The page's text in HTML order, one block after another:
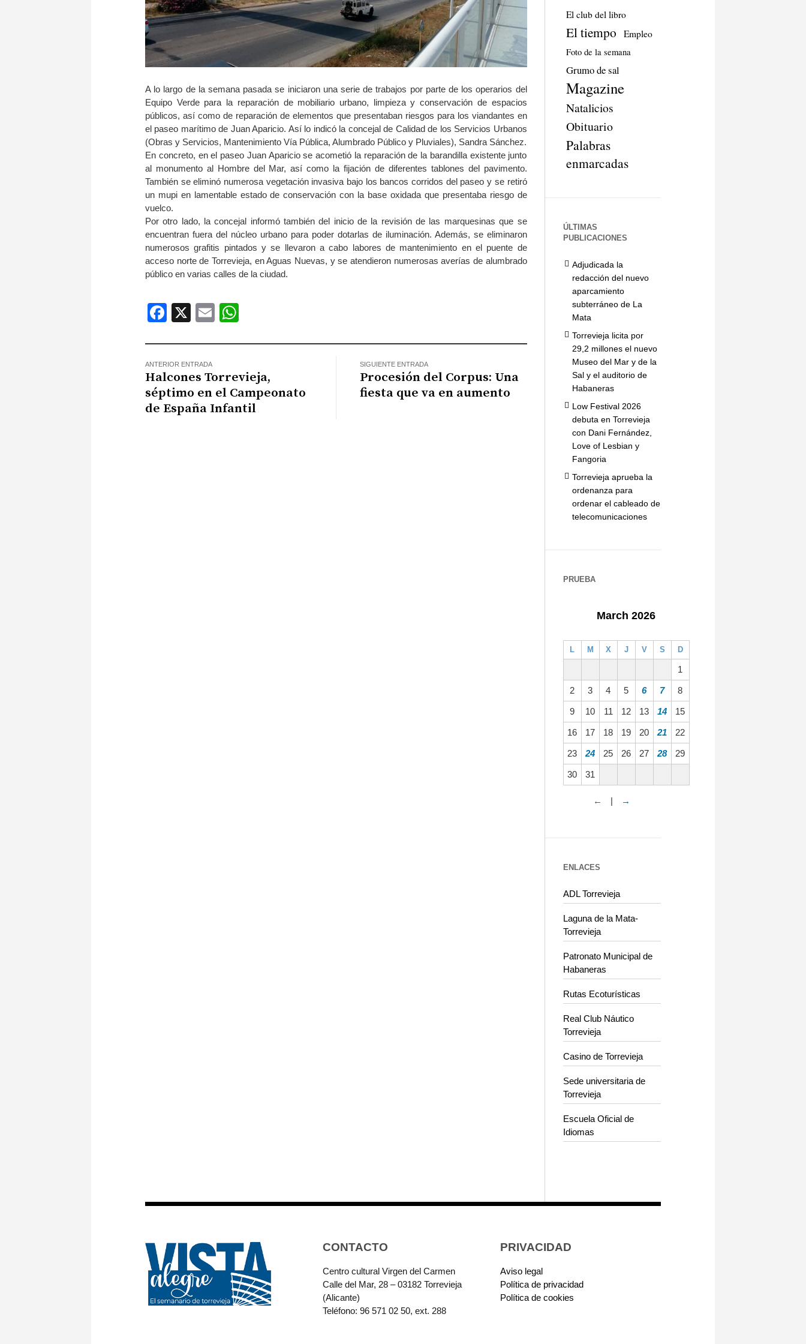
A lo largo de la semana pasada se iniciaron una serie de trabajos por parte de los operarios del
Equipo Verde para la reparación de mobiliario urbano, limpieza y conservación de espacios
públicos, así como de reparación de elementos que presentaban riesgos para los viandantes en
el paseo marítimo de Juan Aparicio. Así lo indicó la concejal de Calidad de los Servicios Urbanos
(Obras y Servicios, Mantenimiento Vía Pública, Alumbrado Público y Pluviales), Sandra Sánchez.
En concreto, en el paseo Juan Aparicio se acometió la reparación de la barandilla existente junto
al monumento al Hombre del Mar, así como la fijación de diferentes tablones del pavimento.
También se eliminó numerosa vegetación invasiva bajo los bancos corridos del paseo y se retiró
un mupi en lamentable estado de conservación con la base oxidada que presentaba riesgo de
vuelco.
Por otro lado, la concejal informó también del inicio de la revisión de las marquesinas que se
encuentran fuera del núcleo urbano para poder dotarlas de iluminación. Además, se eliminaron
numerosos grafitis pintados y se llevaron a cabo labores de mantenimiento en el puente de
acceso norte de Torrevieja, en Aguas Nuevas, y se atendieron numerosas averías de alumbrado
público en varias calles de la ciudad.
Facebook
X Email
ANTERIOR ENTRADA
Halcones Torrevieja,
séptimo en el Campeonato
de España Infantil
SIGUIENTE ENTRADA
Procesión del Corpus: Una
fiesta que va en aumento
El club del libro
El tiempo Empleo
Foto de la semana
Grumo de sal
Magazine
Natalicios
Obituario
Palabras
enmarcadas
ÚLTIMAS
PUBLICACIONES
Adjudicada la
redacción del nuevo
aparcamiento
subterráneo de La
Mata
Torrevieja licita por
29,2 millones el nuevo
Museo del Mar y de la
Sal y el auditorio de
Habaneras
Low Festival 2026
debuta en Torrevieja
con Dani Fernández,
Love of Lesbian y
Fangoria
Torrevieja aprueba la
ordenanza para
ordenar el cableado de
telecomunicaciones
PRUEBA
March 2026
L M X J V S D
1
2 3 4 5 6 7 8
9 10 11 12 13 14 15
16 17 18 19 20 21 22
23 24 25 26 27 28 29
30 31
← | →
ENLACES
ADL Torrevieja
Laguna de la Mata-
Torrevieja
Patronato Municipal de
Habaneras
Rutas Ecoturísticas
Real Club Náutico
Torrevieja
Casino de Torrevieja
Sede universitaria de
Torrevieja
Escuela Oficial de
Idiomas
CONTACTO
Centro cultural Virgen del Carmen
Calle del Mar, 28 – 03182 Torrevieja
(Alicante)
Teléfono: 96 571 02 50, ext. 288
PRIVACIDAD
Aviso legal
Política de privacidad
Política de cookies